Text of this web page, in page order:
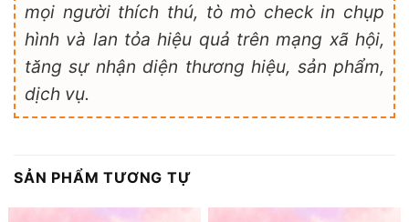
mọi người thích thú, tò mò check in chụp
hình và lan tỏa hiệu quả trên mạng xã hội,
tăng sự nhận diện thương hiệu, sản phẩm,
dịch vụ.
SẢN PHẨM TƯƠNG TỰ